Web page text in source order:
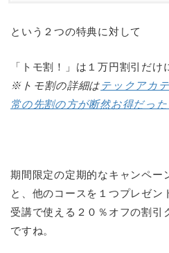
という２つの特典に対して
「トモ割！」は１万円割引だけ
※トモ割の詳細はテックアカ
常の先割の方が断然お得だった
期間限定の定期的なキャンペー
と、他のコースを１つプレゼン
受講で使える２０％オフの割引
ですね。